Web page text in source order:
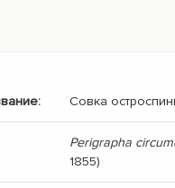
Совка
Perigrapha
1855)